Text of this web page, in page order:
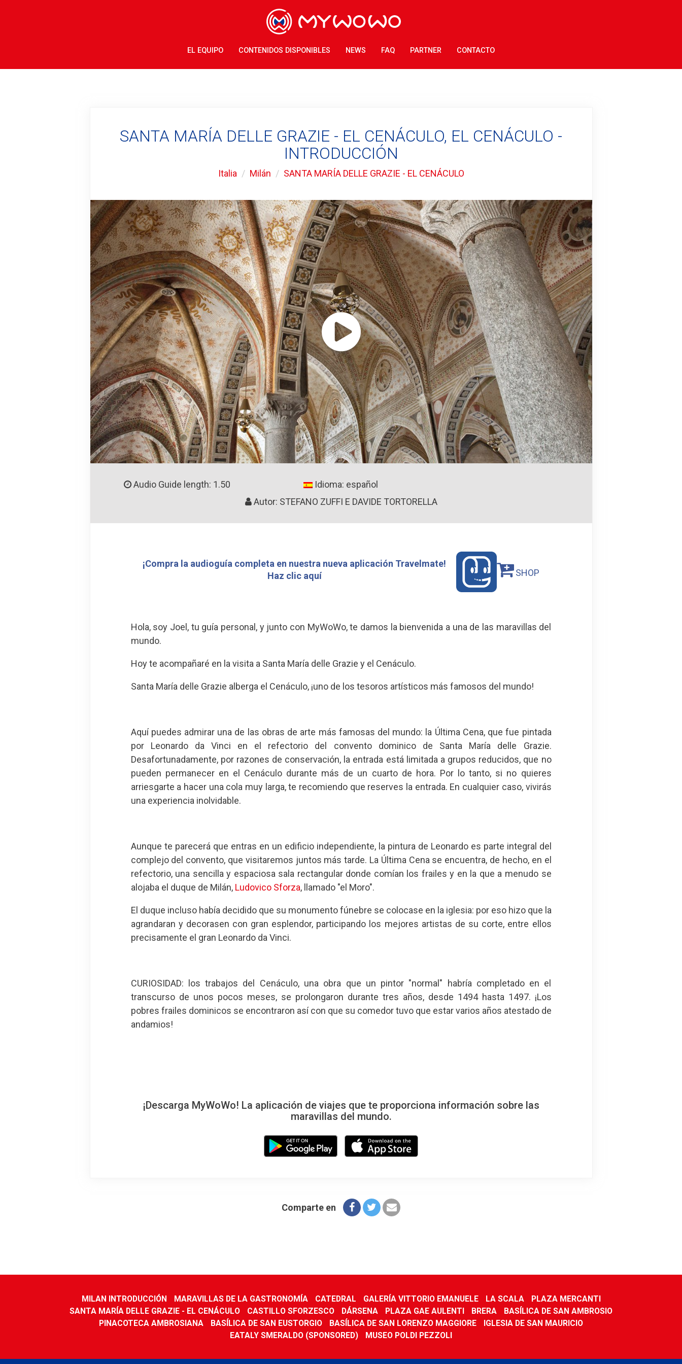
EL EQUIPO CONTENIDOS DISPONIBLES NEWS FAQ PARTNER CONTACTO
SANTA MARÍA DELLE GRAZIE - EL CENÁCULO, EL CENÁCULO -
INTRODUCCIÓN
Italia Milán SANTA MARÍA DELLE GRAZIE - EL CENÁCULO
Audio Guide length: 1.50
Idioma: español
Autor: STEFANO ZUFFI E DAVIDE TORTORELLA
¡Compra la audioguía completa en nuestra nueva aplicación Travelmate!
Haz clic aquí
SHOP
Hola, soy Joel, tu guía personal, y junto con MyWoWo, te damos la bienvenida a una de las maravillas del
mundo.
Hoy te acompañaré en la visita a Santa María delle Grazie y el Cenáculo.
Santa María delle Grazie alberga el Cenáculo, ¡uno de los tesoros artísticos más famosos del mundo!
Aquí puedes admirar una de las obras de arte más famosas del mundo: la Última Cena, que fue pintada
por Leonardo da Vinci en el refectorio del convento dominico de Santa María delle Grazie.
Desafortunadamente, por razones de conservación, la entrada está limitada a grupos reducidos, que no
pueden permanecer en el Cenáculo durante más de un cuarto de hora. Por lo tanto, si no quieres
arriesgarte a hacer una cola muy larga, te recomiendo que reserves la entrada. En cualquier caso, vivirás
una experiencia inolvidable.
Aunque te parecerá que entras en un edificio independiente, la pintura de Leonardo es parte integral del
complejo del convento, que visitaremos juntos más tarde. La Última Cena se encuentra, de hecho, en el
refectorio, una sencilla y espaciosa sala rectangular donde comían los frailes y en la que a menudo se
alojaba el duque de Milán, Ludovico Sforza, llamado "el Moro".
El duque incluso había decidido que su monumento fúnebre se colocase en la iglesia: por eso hizo que la
agrandaran y decorasen con gran esplendor, participando los mejores artistas de su corte, entre ellos
precisamente el gran Leonardo da Vinci.
CURIOSIDAD: los trabajos del Cenáculo, una obra que un pintor "normal" habría completado en el
transcurso de unos pocos meses, se prolongaron durante tres años, desde 1494 hasta 1497. ¡Los
pobres frailes dominicos se encontraron así con que su comedor tuvo que estar varios años atestado de
andamios!
¡Descarga MyWoWo! La aplicación de viajes que te proporciona información sobre las
maravillas del mundo.
Comparte en
MILAN INTRODUCCIÓN MARAVILLAS DE LA GASTRONOMÍA CATEDRAL GALERÍA VITTORIO EMANUELE LA SCALA
PLAZA MERCANTI
SANTA MARÍA DELLE GRAZIE - EL CENÁCULO
CASTILLO SFORZESCO DÁRSENA PLAZA GAE AULENTI BRERA
BASÍLICA DE SAN AMBROSIO
PINACOTECA AMBROSIANA
BASÍLICA DE SAN EUSTORGIO BASÍLICA DE SAN LORENZO MAGGIORE
IGLESIA DE SAN MAURICIO
EATALY SMERALDO (SPONSORED)
MUSEO POLDI PEZZOLI